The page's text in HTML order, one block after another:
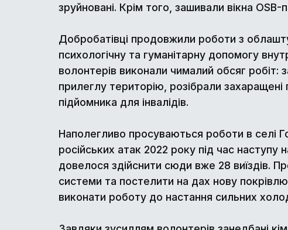
зруйновані. Крім того, зашивали вікна
Добробатівці продовжили роботи з
психологічну та гуманітарну допомогу
волонтерів виконали чималий обсяг робіт:
прилеглу територію, розібрали
підйомника для інвалідів.
Наполегливо просуваються роботи в селі
російських атак 2022 року під час
довелося здійснити сюди вже 28 виїздів.
системи та постелити на дах нову
виконати роботу до настання сильних